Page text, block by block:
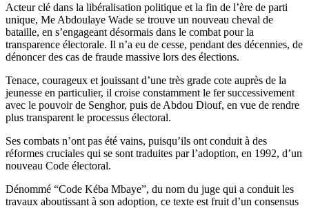
Acteur clé dans la libéralisation politique et la fin de l’ère de parti
unique, Me Abdoulaye Wade se trouve un nouveau cheval de
bataille, en s’engageant désormais dans le combat pour la
transparence électorale. Il n’a eu de cesse, pendant des décennies, de
dénoncer des cas de fraude massive lors des élections.
Tenace, courageux et jouissant d’une très grade cote auprès de la
jeunesse en particulier, il croise constamment le fer successivement
avec le pouvoir de Senghor, puis de Abdou Diouf, en vue de rendre
plus transparent le processus électoral.
Ses combats n’ont pas été vains, puisqu’ils ont conduit à des
réformes cruciales qui se sont traduites par l’adoption, en 1992, d’un
nouveau Code électoral.
Dénommé “Code Kéba Mbaye”, du nom du juge qui a conduit les
travaux aboutissant à son adoption, ce texte est fruit d’un consensus